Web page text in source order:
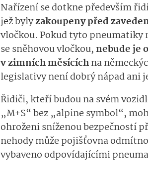
Nařízení se dotkne především
jež bylyzakoupeny před
vločkou. Pokud tyto pneumatiky
se sněhovou vločkou, nebude je
v zimních měsícíchna
legislativy není dobrý nápad ani
Řidiči, kteří budou na svém
„M+S“ bez „alpine symbol“,
ohroženi sníženou bezpečností
nehody může pojišťovna
vybaveno odpovídajícími